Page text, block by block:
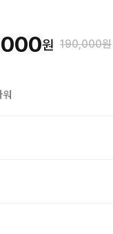
원 190,000원